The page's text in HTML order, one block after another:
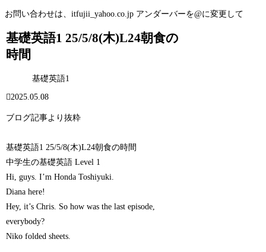
お問い合わせは、itfujii_yahoo.co.jp アンダーバーを@に変更して
基礎英語1 25/5/8(木)L24朝食の
時間
基礎英語1
2025.05.08
ブログ記事より抜粋
基礎英語1 25/5/8(木)L24朝食の時間
中学生の基礎英語 Level 1
Hi, guys. I’m Honda Toshiyuki.
Diana here!
Hey, it’s Chris. So how was the last episode,
everybody?
Niko folded sheets.